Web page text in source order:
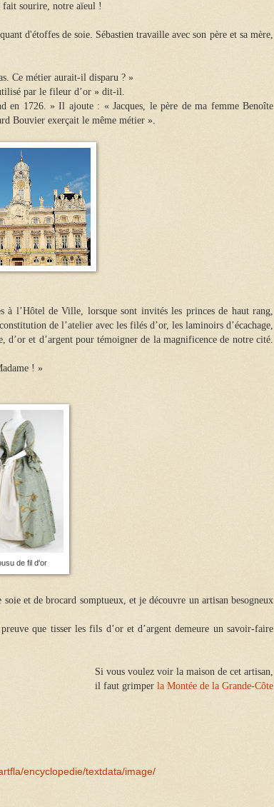
fait sourire, notre aïeul !
d'étoffes de soie. Sébastien travaille avec son père et sa mère,
Ce métier aurait-il disparu ? »
par le fileur d’or » dit-il.
en 1726. » Il ajoute : « Jacques, le père de ma femme Benoîte
Bouvier exerçait le même métier ».
à l’Hôtel de Ville, lorsque sont invités les princes de haut rang,
de l’atelier avec les filés d’or, les laminoirs d’écachage,
d’or et d’argent pour témoigner de la magnificence de notre cité.
! »
de fil d'or
et de brocard somptueux, et je découvre un artisan besogneux
que tisser les fils d’or et d’argent demeure un savoir-faire
Si vous voulez voir la maison de cet artisan,
il faut grimper la Montée de la Grande-Côte
encyclopedie/textdata/image/